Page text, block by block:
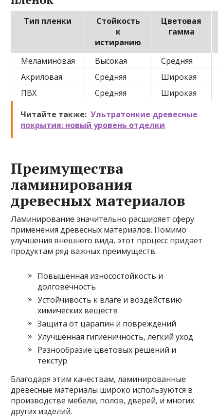
Тип пленки
Стойкость
к
истиранию
Цветовая
гамма
Меламиновая Высокая
Средняя
Акриловая
Средняя
Широкая
ПВХ
Средняя
Широкая
Читайте также: Ультратонкие древесные
покрытия: новый уровень отделки
Преимущества
ламинирования
древесных материалов
Ламинирование значительно расширяет сферу
применения древесных материалов. Помимо
улучшения внешнего вида, этот процесс придает
продуктам ряд важных преимуществ.
Повышенная износостойкость и
долговечность
Устойчивость к влаге и воздействию
химических веществ
Защита от царапин и повреждений
Улучшенная гигиеничность, легкий уход
Разнообразие цветовых решений и
текстур
Благодаря этим качествам, ламинированные
древесные материалы широко используются в
производстве мебели, полов, дверей, и многих
других изделий.